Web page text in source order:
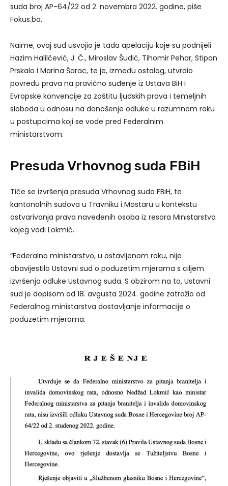
suda broj AP-64/22 od 2. novembra 2022. godine, piše
Fokus.ba.
Naime, ovaj sud usvojio je tada apelaciju koje su podnijeli
Hazim Halilčević, J. Č., Miroslav Šudić, Tihomir Pehar, Stipan
Prskalo i Marina Šarac, te je, između ostalog, utvrdio
povredu prava na pravično suđenje iz Ustava BiH i
Evropske konvencije za zaštitu ljudskih prava i temeljnih
sloboda u odnosu na donošenje odluke u razumnom roku
u postupcima koji se vode pred Federalnim
ministarstvom.
Presuda Vrhovnog suda FBiH
Tiče se izvršenja presuda Vrhovnog suda FBiH, te
kantonalnih sudova u Travniku i Mostaru u kontekstu
ostvarivanja prava navedenih osoba iz resora Ministarstva
kojeg vodi Lokmić.
“Federalno ministarstvo, u ostavljenom roku, nije
obavijestilo Ustavni sud o poduzetim mjerama s ciljem
izvršenja odluke Ustavnog suda. S obzirom na to, Ustavni
sud je dopisom od 18. avgusta 2024. godine zatražio od
Federalnog ministarstva dostavljanje informacije o
poduzetim mjerama.